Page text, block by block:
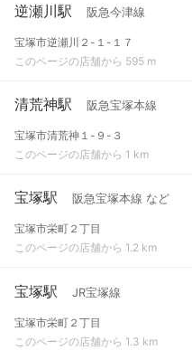
逆瀬川駅 阪急今津線
宝塚市逆瀬川２-１-１７
このページの店舗から 595 m
清荒神駅 阪急宝塚本線
宝塚市清荒神１-９-３
このページの店舗から 1 km
宝塚駅 阪急宝塚本線 など
宝塚市栄町２丁目
このページの店舗から 1.2 km
宝塚駅 JR宝塚線
宝塚市栄町２丁目
このページの店舗から 1.3 km